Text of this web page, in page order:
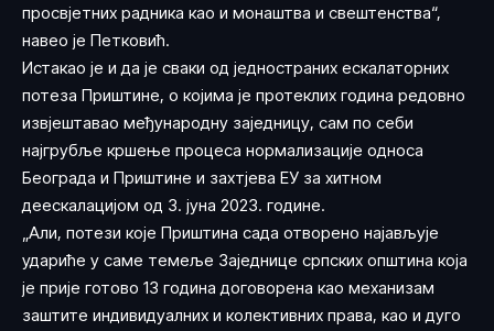
просвјетних радника као и монаштва и свештенства“,
навео је Петковић.
Истакао је и да је сваки од једностраних ескалаторних
потеза Приштине, о којима је протеклих година редовно
извјештавао међународну заједницу, сам по себи
најгрубље кршење процеса нормализације односа
Београда и Приштине и захтјева ЕУ за хитном
деескалацијом од 3. јуна 2023. године.
„Али, потези које Приштина сада отворено најављује
удариће у саме темеље Заједнице српских општина која
је прије готово 13 година договорена као механизам
заштите индивидуалних и колективних права, као и дуго